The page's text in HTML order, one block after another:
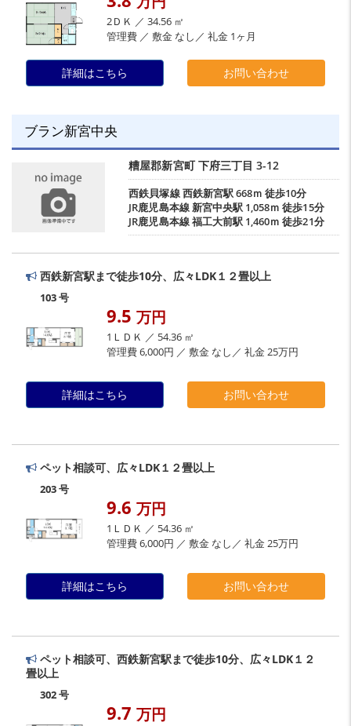
2ＤＫ ／ 34.56 ㎡
管理費 ／ 敷金 なし／ 礼金 1ヶ月
詳細はこちら お問い合わせ
ブラン新宮中央
糟屋郡新宮町 下府三丁目 3-12
西鉄貝塚線西鉄新宮駅668ｍ 徒歩10分
JR鹿児島本線新宮中央駅1,058ｍ 徒歩15分
JR鹿児島本線福工大前駅1,460ｍ 徒歩21分
西鉄新宮駅まで徒歩10分、広々LDK１２畳以上
103 号
9.5 万円
1ＬＤＫ ／ 54.36 ㎡
管理費 6,000円 ／ 敷金 なし／ 礼金 25万円
詳細はこちら お問い合わせ
ペット相談可、広々LDK１２畳以上
203 号
9.6 万円
1ＬＤＫ ／ 54.36 ㎡
管理費 6,000円 ／ 敷金 なし／ 礼金 25万円
詳細はこちら お問い合わせ
ペット相談可、西鉄新宮駅まで徒歩10分、広々LDK１２
畳以上
302 号
9.7 万円